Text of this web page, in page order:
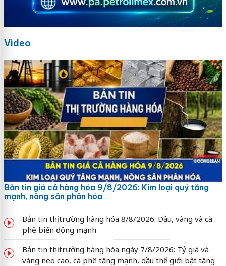
Video
Bản tin giá cả hàng hóa 9/8/2026: Kim loại quý tăng
mạnh, nông sản phân hóa
Bản tin thị trường hàng hóa 8/8/2026: Dầu, vàng và cà
phê biến động mạnh
Bản tin thị trường hàng hóa ngày 7/8/2026: Tỷ giá và
vàng neo cao, cà phê tăng mạnh, dầu thế giới bật tăng